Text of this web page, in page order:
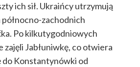
ich sił. Ukraińcy utrzymują
północno-zachodnich
Po kilkutygodniowych
zajęli Jabłuniwkę, co otwiera
do Konstantynówki od